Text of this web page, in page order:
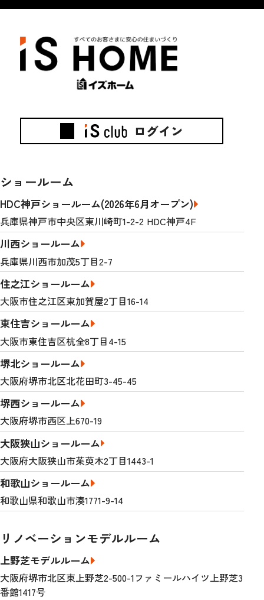
ログイン
ショールーム
HDC神戸ショールーム(2026年6月オープン)
兵庫県神戸市中央区東川崎町1-2-2 HDC神戸4F
川西ショールーム
兵庫県川西市加茂5丁目2-7
住之江ショールーム
大阪市住之江区東加賀屋2丁目16-14
東住吉ショールーム
大阪市東住吉区杭全8丁目4-15
堺北ショールーム
大阪府堺市北区北花田町3-45-45
堺西ショールーム
大阪府堺市西区上670-19
大阪狭山ショールーム
大阪府大阪狭山市茱萸木2丁目1443-1
和歌山ショールーム
和歌山県和歌山市湊1771-9-14
リノベーションモデルルーム
上野芝モデルルーム
大阪府堺市北区東上野芝2-500-1ファミールハイツ上野芝3
番館1417号